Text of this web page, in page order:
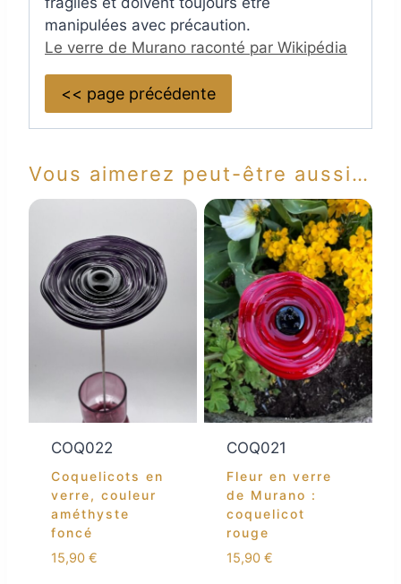
manipulées avec précaution.
Le verre de Murano raconté par Wikipédia
<< page précédente
Vous aimerez peut-être aussi…
COQ022
Coquelicots en
verre, couleur
améthyste
foncé
15,90 €
COQ021
Fleur en verre
de Murano :
coquelicot
rouge
15,90 €